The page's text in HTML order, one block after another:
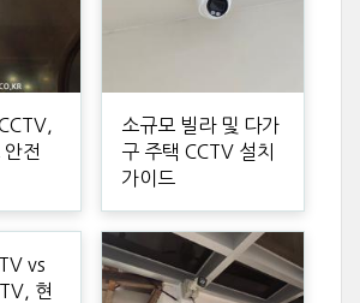
전
소규모 빌라 및 다가
구 주택 CCTV 설치
가이드
vs
현